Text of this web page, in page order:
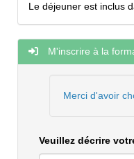
Le déjeuner est inclus
M'inscrire à la
Merci d'avoir
Veuillez décrire